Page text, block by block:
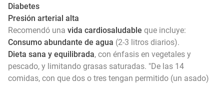
Diabetes
Presión arterial alta
Recomendó una vida cardiosaludable que incluye:
Consumo abundante de agua (2-3 litros diarios).
Dieta sana y equilibrada, con énfasis en vegetales y
pescado, y limitando grasas saturadas. "De las 14
comidas, con que dos o tres tengan permitido (un asado)